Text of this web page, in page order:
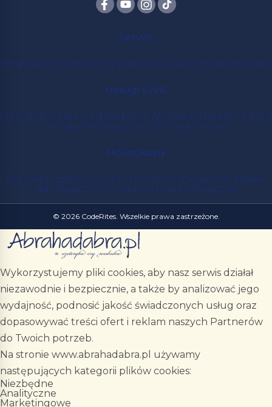
Serwis
Regulamin Polityka prywatności Dołącz do nas Kontakt
Usługi LIVE
Metody kontaktu z doradcami Wróżka na telefon Czat z
wróżką Wróżka przez SMS oraz e-mail
Horoskopy
Horoskop dzienny online Horoskop miesięczny Miesiąc
astrologicznie Prognoza numerologiczna
© 2026 CodeRites. Wszelkie prawa zastrzeżone.
Wykorzystujemy pliki cookies, aby nasz serwis działał
niezawodnie i bezpiecznie, a także by analizować jego
wydajność, podnosić jakość świadczonych usług oraz
dopasowywać treści ofert i reklam naszych Partnerów
do Twoich potrzeb.
Na stronie www.abrahadabra.pl używamy
następujących kategorii plików cookies:
Niezbędne
Analityczne
Marketingowe